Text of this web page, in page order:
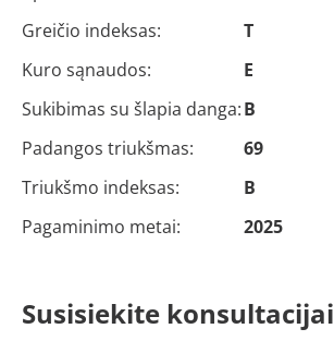
Greičio indeksas:
T
Kuro sąnaudos:
E
Sukibimas su šlapia danga:B
Padangos triukšmas:
69
Triukšmo indeksas:
B
Pagaminimo metai:
2025
Susisiekite konsultacijai